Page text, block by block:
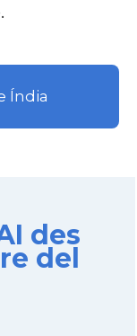
Índia
des
del